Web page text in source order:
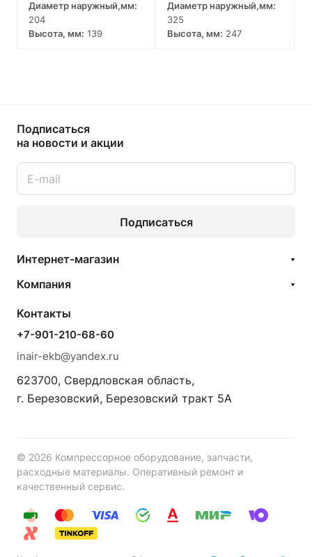
Диаметр наружный,мм:
204
Высота, мм: 139
Диаметр наружный,мм:
325
Высота, мм: 247
Подписаться
на новости и акции
Подписаться
Интернет-магазин
Компания
Контакты
+7-901-210-68-60
inair-ekb@yandex.ru
623700, Свердловская область,
г. Березовский, Березовский тракт 5А
© 2026 Компрессорное оборудование, запчасти,
расходные материалы. Оперативный ремонт и
качественный сервис.